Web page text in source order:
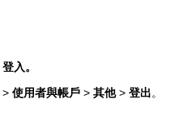
登入。
> 使用者與帳戶 > 其他> 登出。